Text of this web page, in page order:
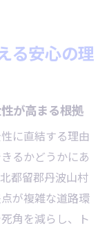
る安心の理
が高まる根拠
に直結する理由
るかどうかにあ
都留郡丹波山村
が複雑な道路環
角を減らし、ト